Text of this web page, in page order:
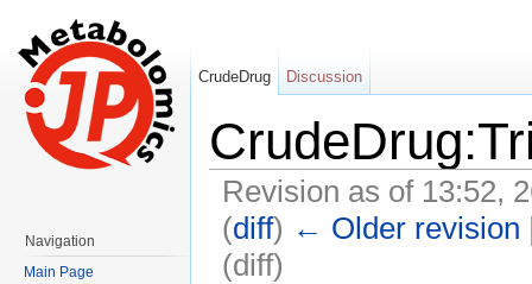
Revision as of 13:52,
(diff) ← Older revision
(diff)
CrudeDrug Discussion
Navigation
Main Page